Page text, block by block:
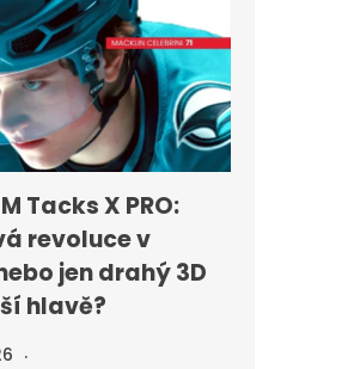
Tacks X PRO:
revoluce v
jen drahý 3D
hlavě?